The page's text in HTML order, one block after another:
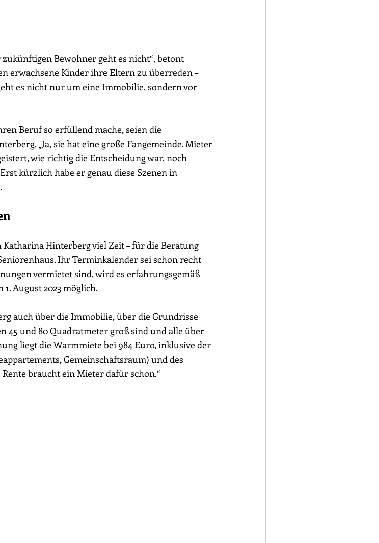
Bewohner geht es nicht“, betont
erwachsene Kinder ihre Eltern zu überreden –
es nicht nur um eine Immobilie, sondern vor
Beruf so erfüllend mache, seien die
„Ja, sie hat eine große Fangemeinde. Mieter
wie richtig die Entscheidung war, noch
kürzlich habe er genau diese Szenen in
Hinterberg viel Zeit – für die Beratung
Ihr Terminkalender sei schon recht
vermietet sind, wird es erfahrungsgemäß
August 2023 möglich.
auch über die Immobilie, über die Grundrisse
45 und 80 Quadratmeter groß sind und alle über
liegt die Warmmiete bei 984 Euro, inklusive der
Gemeinschaftsraum) und des
Rente braucht ein Mieter dafür schon.“